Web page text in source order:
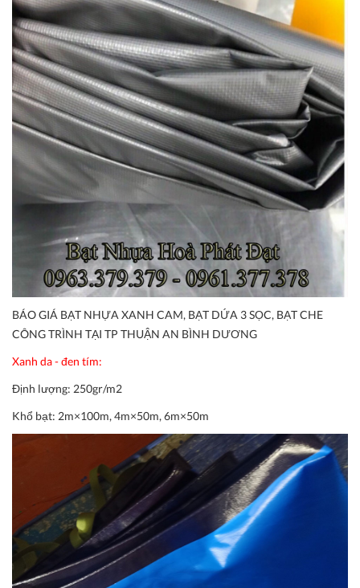
BÁO GIÁ BẠT NHỰA XANH CAM, BẠT DỨA 3 SỌC, BẠT CHE
CÔNG TRÌNH TẠI TP THUẬN AN BÌNH DƯƠNG
Xanh da - đen tím:
Định lượng: 250gr/m2
Khổ bạt: 2m×100m, 4m×50m, 6m×50m